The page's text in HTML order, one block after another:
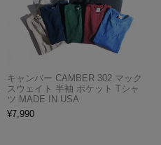
キャンバー CAMBER 302 マック
スウェイト 半袖 ポケット Tシャ
ツ MADE IN USA
¥7,990